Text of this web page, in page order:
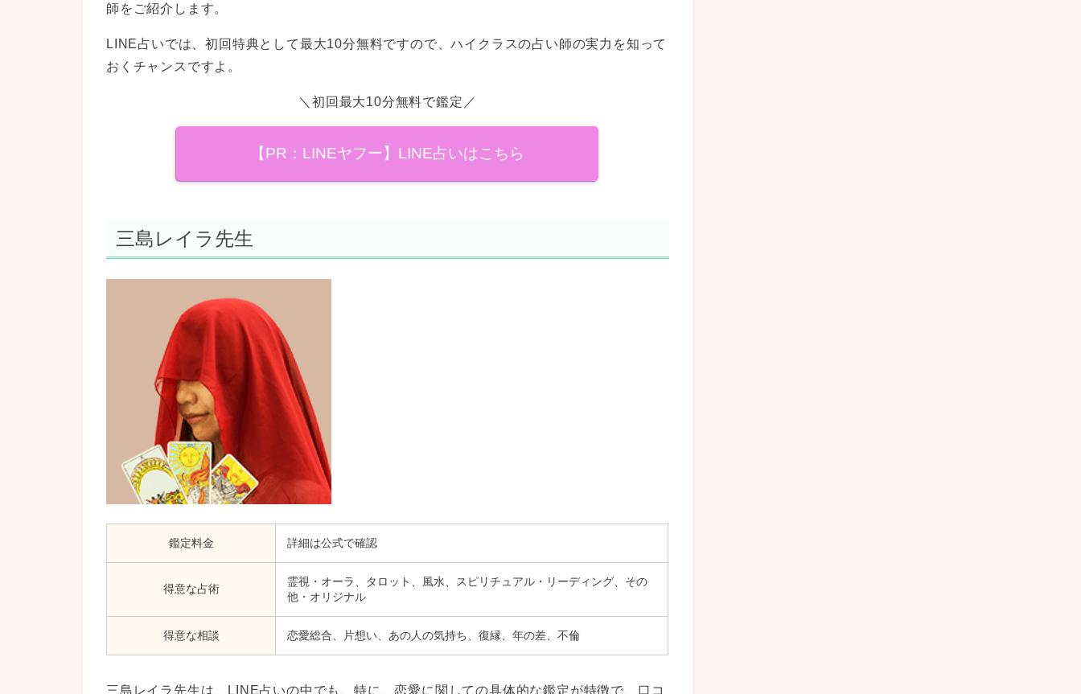
師をご紹介します。
LINE占いでは、初回特典として最大10分無料ですので、ハイクラスの占い師の実力を知って
おくチャンスですよ。
＼初回最大10分無料で鑑定／
【PR：LINEヤフー】LINE占いはこちら
三島レイラ先生
鑑定料金 詳細は公式で確認
得意な占術
霊視・オーラ、タロット、風水、スピリチュアル・リーディング、その
他・オリジナル
得意な相談 恋愛総合、片想い、あの人の気持ち、復縁、年の差、不倫
三島レイラ先生は、LINE占いの中でも、特に、恋愛に関しての具体的な鑑定が特徴で、口コ